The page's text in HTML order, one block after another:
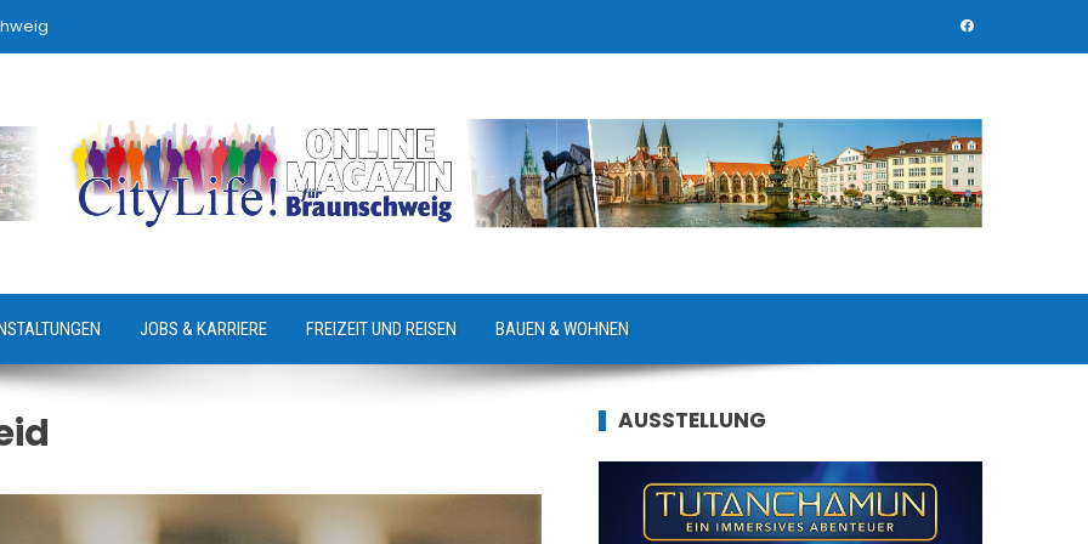
JOBS & KARRIERE FREIZEIT UND REISEN BAUEN & WOHNEN
AUSSTELLUNG